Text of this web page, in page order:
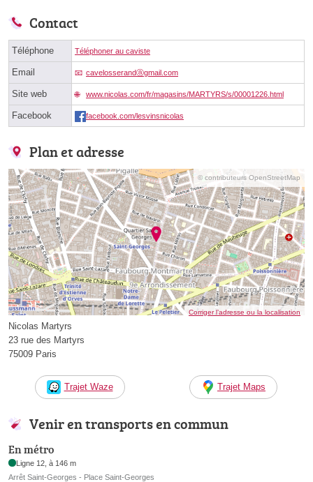
Contact
Téléphone Téléphoner au caviste
Email cavelosserandⓐgmail.com
Site web www.nicolas.com/fr/magasins/MARTYRS/s/00001226.html
Facebook facebook.com/lesvinsnicolas
Plan et adresse
© contributeurs OpenStreetMap
Corriger l’adresse ou la localisation
Nicolas Martyrs
23 rue des Martyrs
75009 Paris
Trajet Waze Trajet Maps
Venir en transports en commun
En métro
Ligne 12, à 146 m
Arrêt Saint-Georges - Place Saint-Georges